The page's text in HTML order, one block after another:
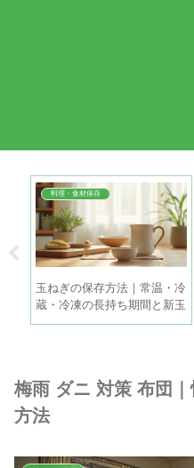
料理・食材保存
玉ねぎの保存方法｜常温・冷
蔵・冷凍の長持ち期間と新玉
ねぎの違い
梅雨 ダニ 対策 布団
方法